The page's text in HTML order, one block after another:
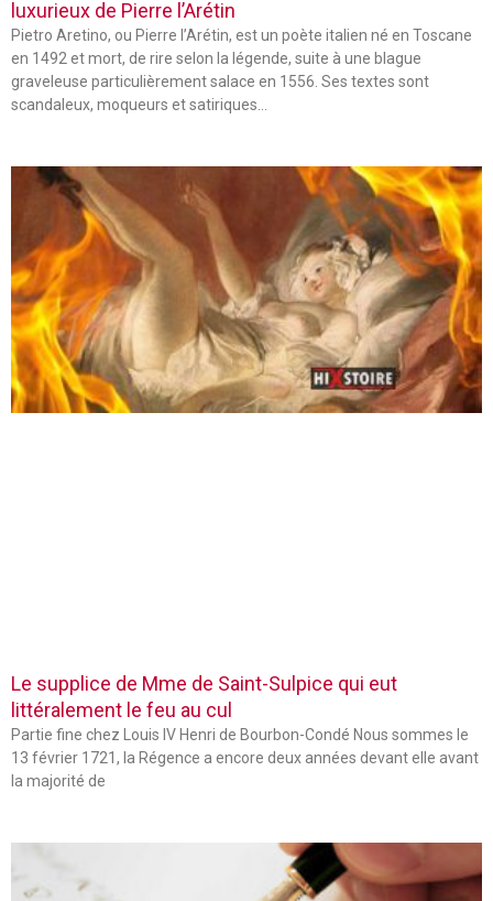
luxurieux de Pierre l’Arétin
Pietro Aretino, ou Pierre l’Arétin, est un poète italien né en Toscane
en 1492 et mort, de rire selon la légende, suite à une blague
graveleuse particulièrement salace en 1556. Ses textes sont
scandaleux, moqueurs et satiriques…
Le supplice de Mme de Saint-Sulpice qui eut
littéralement le feu au cul
Partie fine chez Louis IV Henri de Bourbon-Condé Nous sommes le
13 février 1721, la Régence a encore deux années devant elle avant
la majorité de